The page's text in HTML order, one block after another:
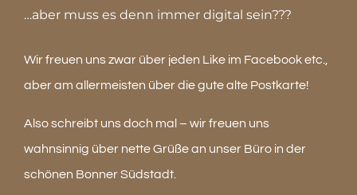
…aber muss es denn immer digital sein???
Wir freuen uns zwar über jeden Like im Facebook etc.,
aber am allermeisten über die gute alte Postkarte!
Also schreibt uns doch mal – wir freuen uns
wahnsinnig über nette Grüße an unser Büro in der
schönen Bonner Südstadt.